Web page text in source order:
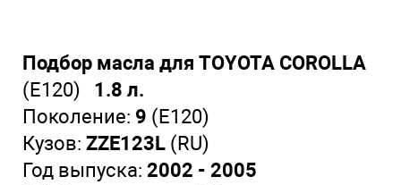
Подбор масла для TOYOTA COROLLA
(E120) 1.8 л.
Поколение: 9 (E120)
Кузов: ZZE123L (RU)
Год выпуска: 2002 - 2005